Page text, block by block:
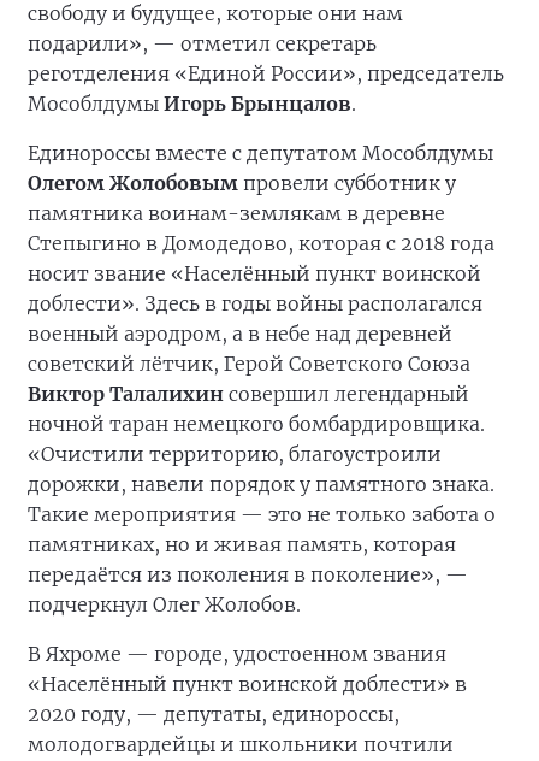
свободу и будущее, которые они нам
подарили», — отметил секретарь
реготделения «Единой России», председатель
Мособлдумы Игорь Брынцалов.
Единороссы вместе с депутатом Мособлдумы
Олегом Жолобовым провели субботник у
памятника воинам-землякам в деревне
Степыгино в Домодедово, которая с 2018 года
носит звание «Населённый пункт воинской
доблести». Здесь в годы войны располагался
военный аэродром, а в небе над деревней
советский лётчик, Герой Советского Союза
Виктор Талалихин совершил легендарный
ночной таран немецкого бомбардировщика.
«Очистили территорию, благоустроили
дорожки, навели порядок у памятного знака.
Такие мероприятия — это не только забота о
памятниках, но и живая память, которая
передаётся из поколения в поколение», —
подчеркнул Олег Жолобов.
В Яхроме — городе, удостоенном звания
«Населённый пункт воинской доблести» в
2020 году, — депутаты, единороссы,
молодогвардейцы и школьники почтили